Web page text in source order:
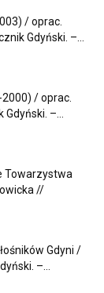
/ oprac.
Gdyński. –...
/ oprac.
–...
Towarzystwa
//
Gdyni /
–...